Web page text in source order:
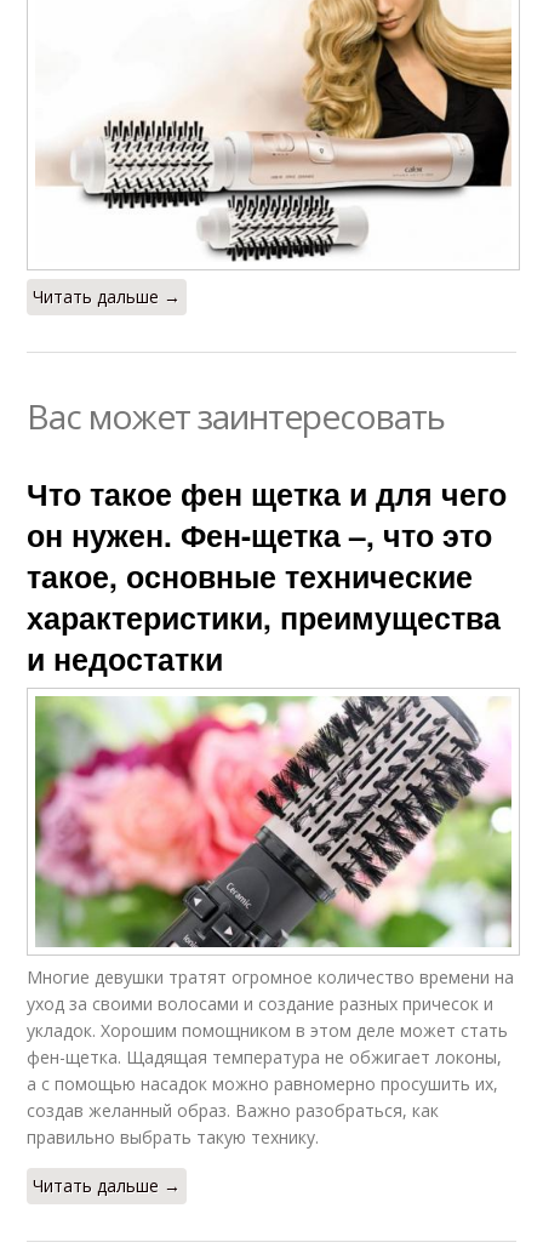
Читать дальше →
Вас может заинтересовать
Что такое фен щетка и для чего
он нужен. Фен-щетка –, что это
такое, основные технические
характеристики, преимущества
и недостатки
Многие девушки тратят огромное количество времени на
уход за своими волосами и создание разных причесок и
укладок. Хорошим помощником в этом деле может стать
фен-щетка. Щадящая температура не обжигает локоны,
а с помощью насадок можно равномерно просушить их,
создав желанный образ. Важно разобраться, как
правильно выбрать такую технику.
Читать дальше →